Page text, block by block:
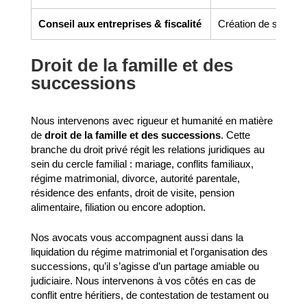
Conseil aux entreprises & fiscalité Création de
Droit de la famille et des
successions
Nous intervenons avec rigueur et humanité en matière
de droit de la famille et des successions. Cette
branche du droit privé régit les relations juridiques au
sein du cercle familial : mariage, conflits familiaux,
régime matrimonial, divorce, autorité parentale,
résidence des enfants, droit de visite, pension
alimentaire, filiation ou encore adoption.
Nos avocats vous accompagnent aussi dans la
liquidation du régime matrimonial et l'organisation des
successions, qu’il s’agisse d’un partage amiable ou
judiciaire. Nous intervenons à vos côtés en cas de
conflit entre héritiers, de contestation de testament ou